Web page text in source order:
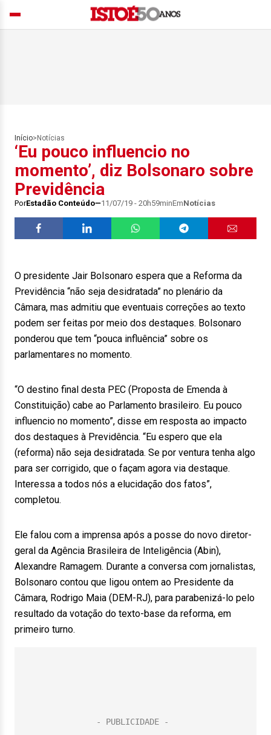
Início> Notícias
‘Eu pouco influencio no
momento’, diz Bolsonaro sobre
Previdência
PorEstadão Conteúdo 11/07/19 - 20h59minEmNotícias
O presidente Jair Bolsonaro espera que a Reforma da
Previdência “não seja desidratada” no plenário da
Câmara, mas admitiu que eventuais correções ao texto
podem ser feitas por meio dos destaques. Bolsonaro
ponderou que tem “pouca influência” sobre os
parlamentares no momento.
“O destino final desta PEC (Proposta de Emenda à
Constituição) cabe ao Parlamento brasileiro. Eu pouco
influencio no momento”, disse em resposta ao impacto
dos destaques à Previdência. “Eu espero que ela
(reforma) não seja desidratada. Se por ventura tenha algo
para ser corrigido, que o façam agora via destaque.
Interessa a todos nós a elucidação dos fatos”,
completou.
Ele falou com a imprensa após a posse do novo diretor-
geral da Agência Brasileira de Inteligência (Abin),
Alexandre Ramagem. Durante a conversa com jornalistas,
Bolsonaro contou que ligou ontem ao Presidente da
Câmara, Rodrigo Maia (DEM-RJ), para parabenizá-lo pelo
resultado da votação do texto-base da reforma, em
primeiro turno.